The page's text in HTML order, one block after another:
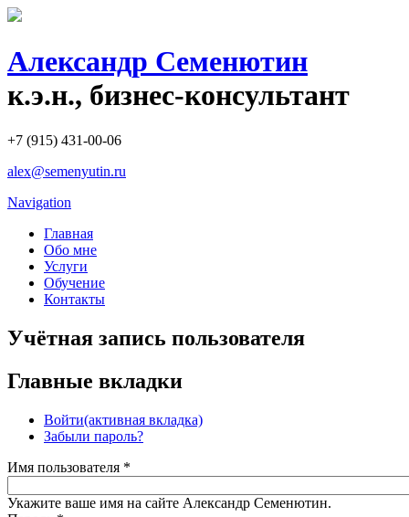
Александр Семенютин
к.э.н., бизнес-консультант
+7 (915) 431-00-06
alex@semenyutin.ru
Navigation
Главная
Обо мне
Услуги
Обучение
Контакты
Учётная запись пользователя
Главные вкладки
Войти(активная вкладка)
Забыли пароль?
Имя пользователя *
Укажите ваше имя на сайте Александр Семенютин.